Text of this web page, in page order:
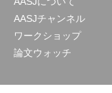
AASJチャンネル
ワークショップ
論文ウォッチ